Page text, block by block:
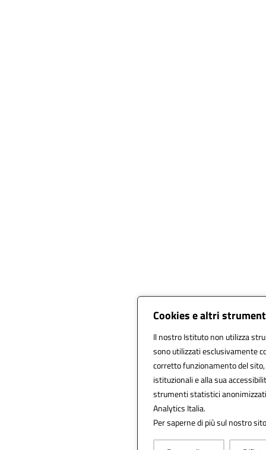
Cookies e altri
Il nostro Istituto non utilizza
sono utilizzati esclusivamente
corretto funzionamento del
istituzionali e alla sua
strumenti statistici
Analytics Italia.
Per saperne di più sul nostro